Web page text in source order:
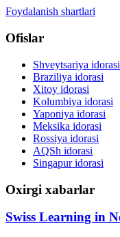
Foydalanish shartlari
Ofislar
Shveytsariya idorasi
Braziliya idorasi
Xitoy idorasi
Kolumbiya idorasi
Yaponiya idorasi
Meksika idorasi
Rossiya idorasi
AQSh idorasi
Singapur idorasi
Oxirgi xabarlar
Swiss Learning in